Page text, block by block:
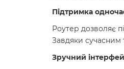
Підтримка
Роутер дозволяє
Завдяки сучасним
Зручний